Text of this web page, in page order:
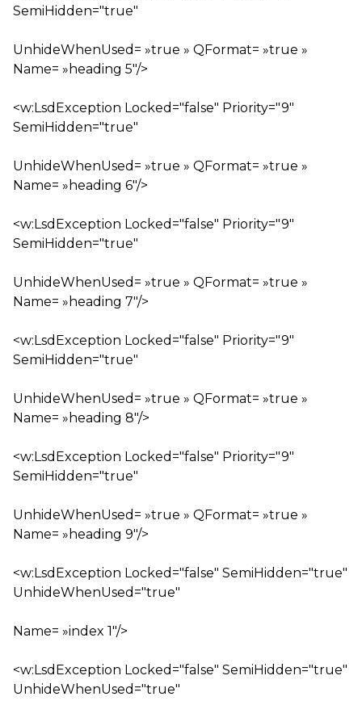
SemiHidden="true"
UnhideWhenUsed= »true » QFormat= »true »
Name= »heading 5″/>
<w:LsdException Locked="false" Priority="9"
SemiHidden="true"
UnhideWhenUsed= »true » QFormat= »true »
Name= »heading 6″/>
<w:LsdException Locked="false" Priority="9"
SemiHidden="true"
UnhideWhenUsed= »true » QFormat= »true »
Name= »heading 7″/>
<w:LsdException Locked="false" Priority="9"
SemiHidden="true"
UnhideWhenUsed= »true » QFormat= »true »
Name= »heading 8″/>
<w:LsdException Locked="false" Priority="9"
SemiHidden="true"
UnhideWhenUsed= »true » QFormat= »true »
Name= »heading 9″/>
<w:LsdException Locked="false" SemiHidden="true"
UnhideWhenUsed="true"
Name= »index 1″/>
<w:LsdException Locked="false" SemiHidden="true"
UnhideWhenUsed="true"